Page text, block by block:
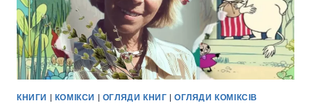
КНИГИ | КОМІКСИ | ОГЛЯДИ КНИГ |ОГЛЯДИ КОМІКСІВ